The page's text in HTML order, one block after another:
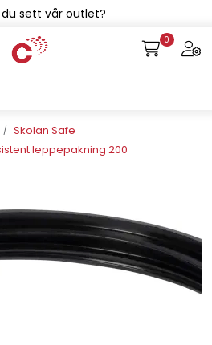
du sett vår outlet?
0
Skolan Safe
leppepakning 200